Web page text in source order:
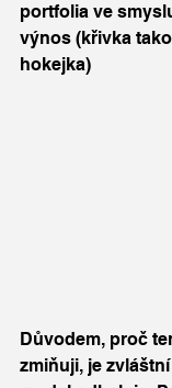
portfolia ve
výnos (křivka
hokejka)
Důvodem, proč
zmiňuji, je